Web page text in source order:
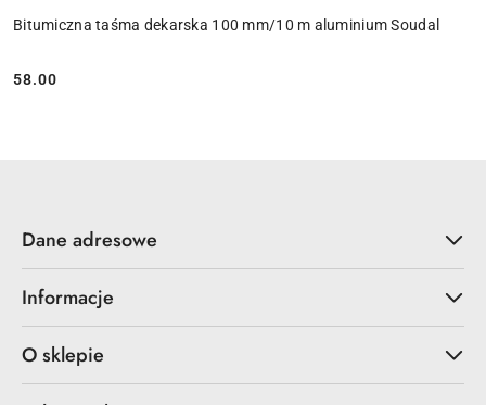
Bitumiczna taśma dekarska 100 mm/10 m aluminium Soudal
Cena:
58.00
Dane adresowe
Informacje
O sklepie